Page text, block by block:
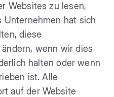
Websites zu lesen,
Unternehmen hat sich
diese
wenn wir dies
halten oder wenn
ist. Alle
auf der Website